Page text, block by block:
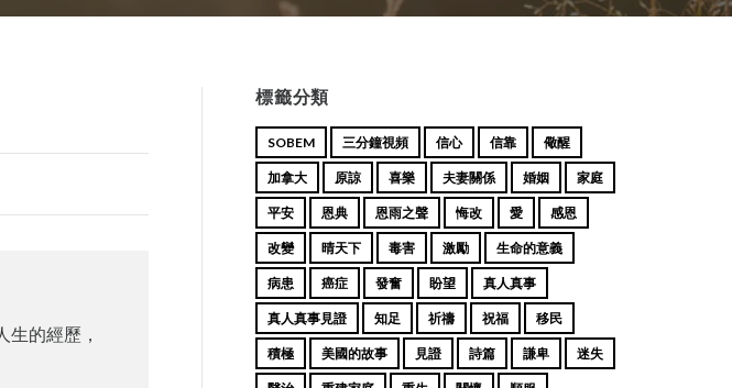
的經歷，
標籤分類
SOBEM 三分鐘視頻 信心 信靠 儆醒
加拿大 原諒 喜樂 夫妻關係 婚姻 家庭
平安 恩典 恩雨之聲 悔改 愛 感恩
改變 晴天下 毒害 激勵 生命的意義
病患 癌症 發奮 盼望 真人真事
真人真事見證 知足 祈禱 祝福 移民
積極 美國的故事 見證 詩篇 謙卑 迷失